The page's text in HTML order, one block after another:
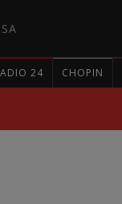
24 CHOPIN